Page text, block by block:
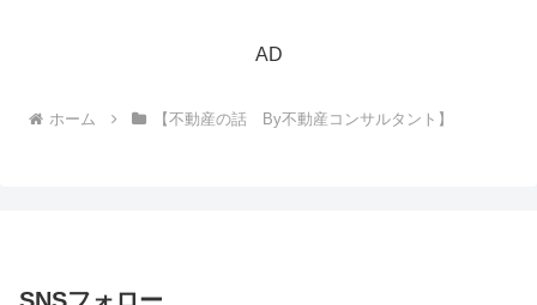
AD
ホーム 【不動産の話 By不動産コンサルタント】